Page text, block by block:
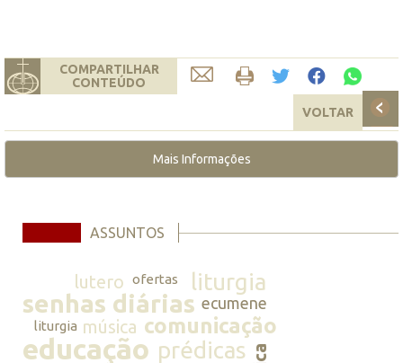
COMPARTILHAR
CONTEÚDO
VOLTAR
Mais Informações
ASSUNTOS
lutero ofertas liturgia
senhas diárias ecumene
liturgia música comunicação
educação prédicas